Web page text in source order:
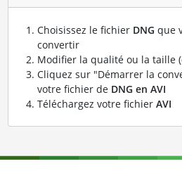
Choisissez le fichier DNG que
convertir
Modifier la qualité ou la taille
Cliquez sur "Démarrer la
votre fichier de DNG en AVI
Téléchargez votre fichier AVI